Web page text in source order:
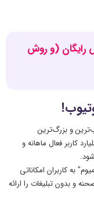
صد با 4 درس رایگان (و روش
و بزرگ‌ترین
ویدیویی در جهان است. بیش از ۲ میلیارد کاربر فعال ماهانه و
به کاربران امکاناتی
و بدون تبلیغات را ارائه